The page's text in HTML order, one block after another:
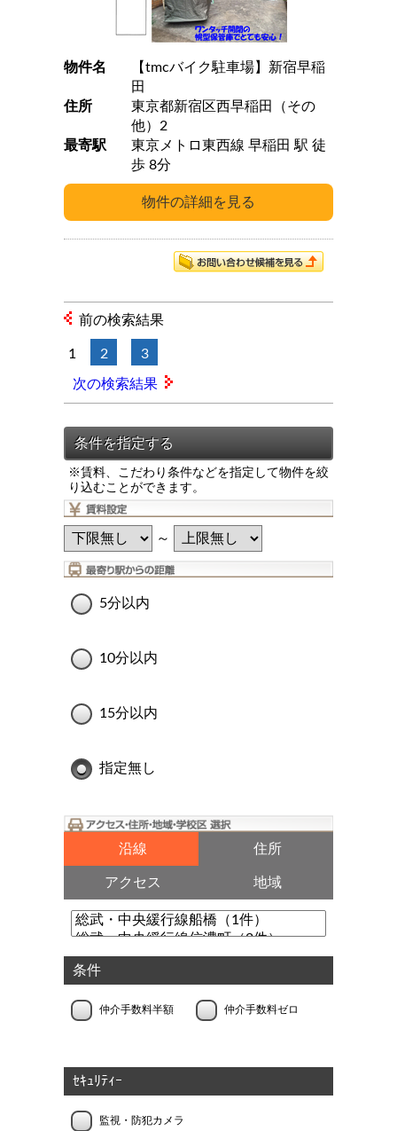
物件名
【tmcバイク駐車場】新宿早稲
田
住所
東京都新宿区西早稲田（その
他）2
最寄駅
東京メトロ東西線 早稲田 駅 徒
歩 8分
前の検索結果
1 2 3
次の検索結果
※賃料、こだわり条件などを指定して物件を絞
り込むことができます。
～
5分以内
10分以内
15分以内
指定無し
沿線 住所
アクセス 地域
条件
仲介手数料半額 仲介手数料ゼロ
ｾｷｭﾘﾃｨｰ
監視・防犯カメラ